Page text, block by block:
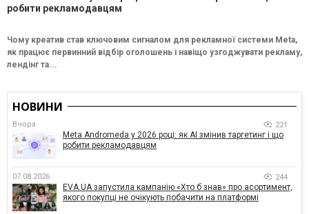
робити рекламодавцям
Чому креатив став ключовим сигналом для рекламної системи Meta,
як працює первинний відбір оголошень і навіщо узгоджувати рекламу,
лендінг та...
НОВИНИ
Вчора 221
Meta Andromeda у 2026 році: як AI змінив таргетинг і що
робити рекламодавцям
07.08.2026 244
EVA.UA запустила кампанію «Хто б знав» про асортимент,
якого покупці не очікують побачити на платформі